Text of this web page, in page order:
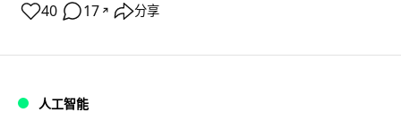
40 17 ↗ 分享
人工智能